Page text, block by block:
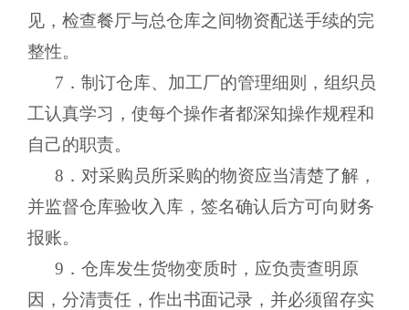
见，检查餐厅与总仓库之间物资配送手续的完
整性。
7．制订仓库、加工厂的管理细则，组织员
工认真学习，使每个操作者都深知操作规程和
自己的职责。
8．对采购员所采购的物资应当清楚了解，
并监督仓库验收入库，签名确认后方可向财务
报账。
9．仓库发生货物变质时，应负责查明原
因，分清责任，作出书面记录，并必须留存实